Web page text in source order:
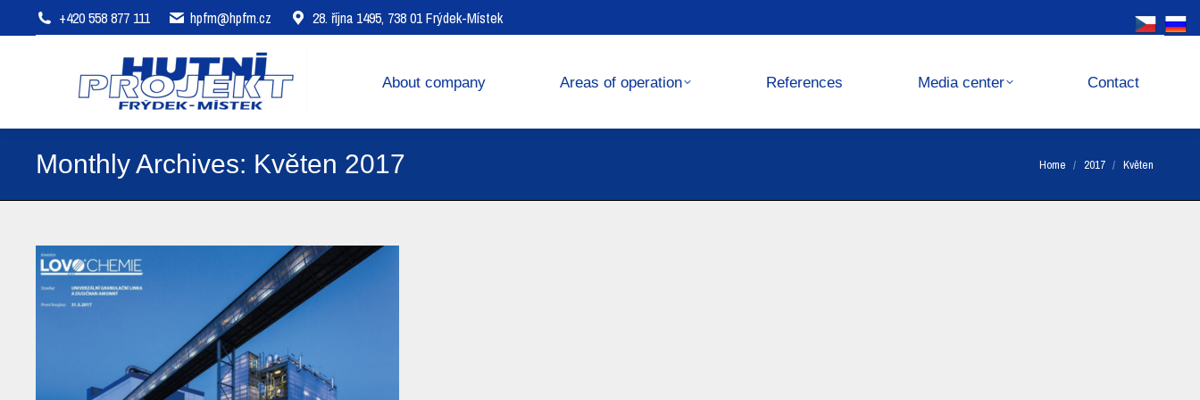
+420 558 877 111 hpfm@hpfm.cz 28. října 1495, 738 01 Frýdek-Místek
About company Areas of operation References Media center Contact
Monthly Archives: Květen 2017 You are here:
Home 2017 Květen
About company Areas of operation